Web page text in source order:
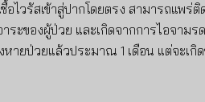
ไวรัสเข้าสู่ปากโดยตรง สามารถแพร่
ะของผู้ป่วย และเกิดจากการไอจามร
หายป่วยแล้วประมาณ 1 เดือน แต่จะเ